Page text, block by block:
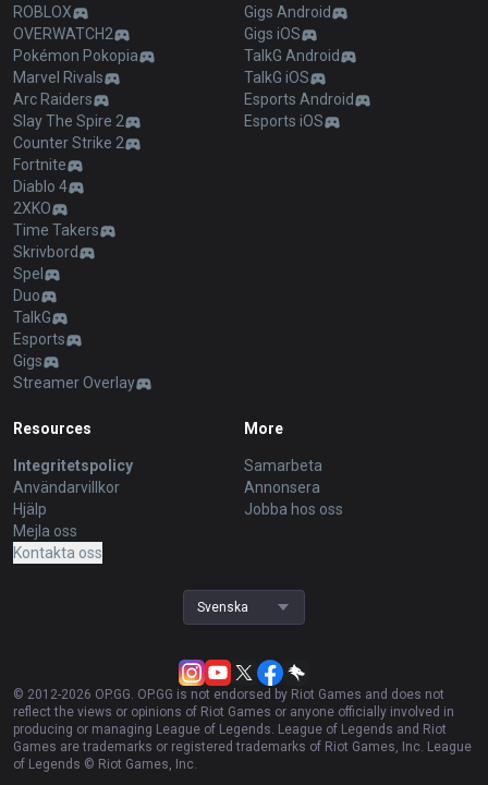
ROBLOX
OVERWATCH2
Pokémon Pokopia
Marvel Rivals
Arc Raiders
Slay The Spire 2
Counter Strike 2
Fortnite
Diablo 4
2XKO
Time Takers
Skrivbord
Spel
Duo
TalkG
Esports
Gigs
Streamer Overlay
Gigs Android
Gigs iOS
TalkG Android
TalkG iOS
Esports Android
Esports iOS
Resources
Integritetspolicy
Användarvillkor
Hjälp
Mejla oss
Kontakta oss
More
Samarbeta
Annonsera
Jobba hos oss
Svenska
© 2012-2026 OP.GG. OP.GG is not endorsed by Riot Games and does not
reflect the views or opinions of Riot Games or anyone officially involved in
producing or managing League of Legends. League of Legends and Riot
Games are trademarks or registered trademarks of Riot Games, Inc. League
of Legends © Riot Games, Inc.